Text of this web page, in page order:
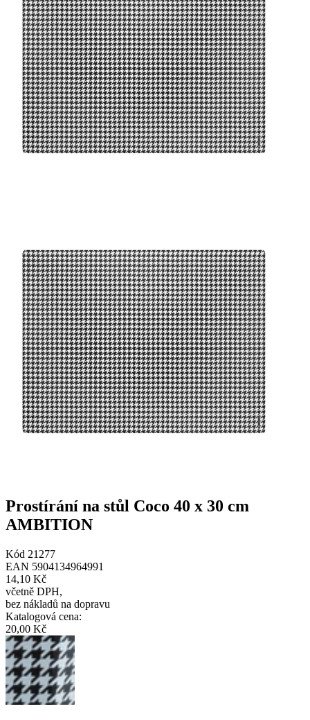
Prostírání na stůl Coco 40 x 30 cm
AMBITION
Kód 21277
EAN 5904134964991
14,10 Kč
včetně DPH,
bez nákladů na dopravu
Katalogová cena:
20,00 Kč